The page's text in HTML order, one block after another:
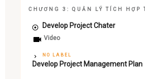
CHƯƠNG 3: QUẢN LÝ TÍCH HỢP
Develop Project Chater
Video
NO LABEL
Develop Project Management Plan